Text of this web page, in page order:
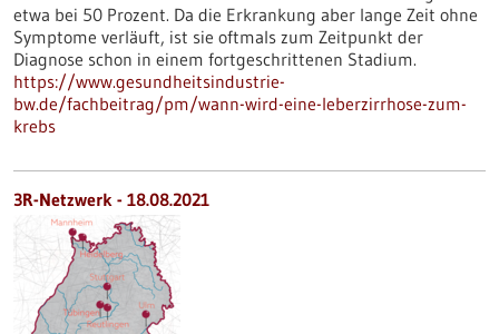
etwa bei 50 Prozent. Da die Erkrankung aber lange Zeit ohne
Symptome verläuft, ist sie oftmals zum Zeitpunkt der
Diagnose schon in einem fortgeschrittenen Stadium.
https://www.gesundheitsindustrie-
bw.de/fachbeitrag/pm/wann-wird-eine-leberzirrhose-zum-
krebs
3R-Netzwerk - 18.08.2021